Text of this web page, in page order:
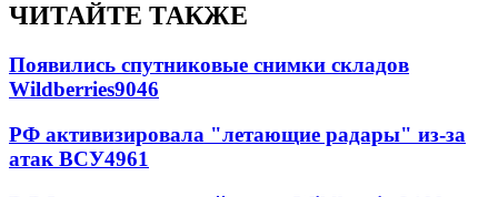
ЧИТАЙТЕ ТАКЖЕ
Появились спутниковые снимки складов
Wildberries9046
РФ активизировала "летающие радары" из-за
атак ВСУ4961